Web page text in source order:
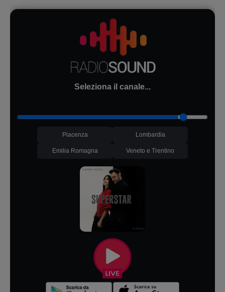
Seleziona il canale...
Piacenza Lombardia
Emilia Romagna Veneto e Trentino